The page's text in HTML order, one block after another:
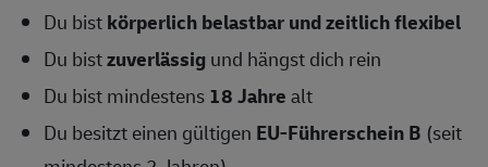
Du bistkörperlich belastbar und zeitlich flexibel
Du bistzuverlässigund hängst dich rein
Du bist mindestens 18 Jahrealt
Du besitzt einen gültigen EU-Führerschein B (seit